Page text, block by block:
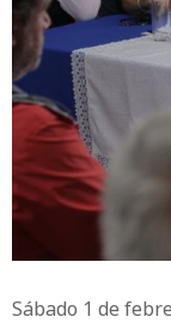
Sábado 1 de